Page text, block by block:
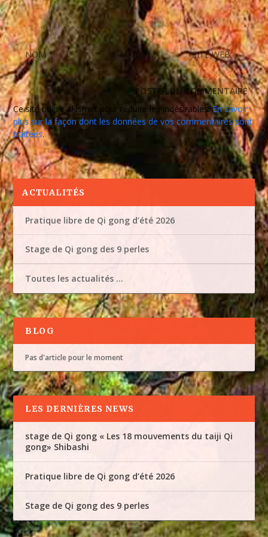
Ce site utilise Akismet pour réduire les indésirables.En savoir
plus sur la façon dont les données de vos commentaires sont
traitées.
ACTUALITÉS
Pratique libre de Qi gong d’été 2026
Stage de Qi gong des 9 perles
Toutes les actualités …
BLOG
Pas d'article pour le moment
LES DERNIÈRES NEWS
stage de Qi gong « Les 18 mouvements du taiji Qi
gong» Shibashi
Pratique libre de Qi gong d’été 2026
Stage de Qi gong des 9 perles